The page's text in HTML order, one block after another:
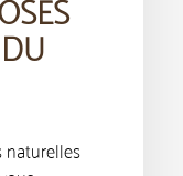
naturelles